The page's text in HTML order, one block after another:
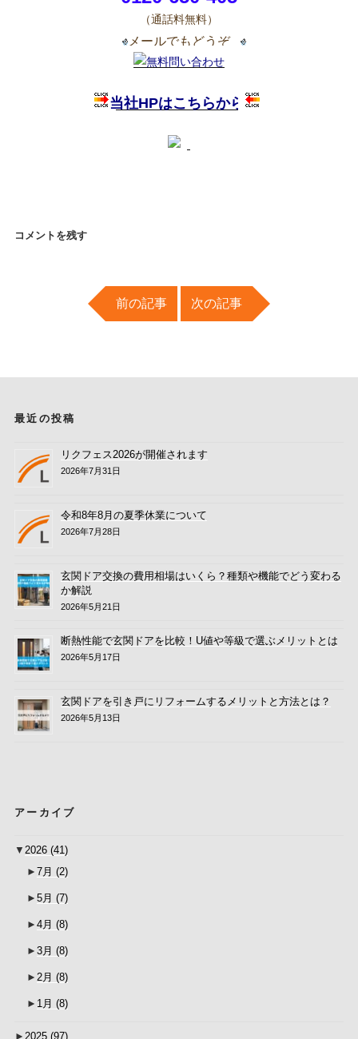
（通話料無料）
メールでもどうぞ
当社HPはこちらから
コメントを残す
欄は必須項目です
前の記事 次の記事
最近の投稿
リクフェス2026が開催されます
2026年7月31日
令和8年8月の夏季休業について
2026年7月28日
玄関ドア交換の費用相場はいくら？種類や機能でどう変わる
か解説
2026年5月21日
断熱性能で玄関ドアを比較！U値や等級で選ぶメリットとは
2026年5月17日
玄関ドアを引き戸にリフォームするメリットと方法とは？
2026年5月13日
アーカイブ
▼ 2026 (41)
► 7月 (2)
► 5月 (7)
► 4月 (8)
► 3月 (8)
► 2月 (8)
► 1月 (8)
► 2025 (97)